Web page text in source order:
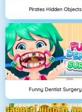
Pirates Hidden Objects
Funny Dentist Surgery